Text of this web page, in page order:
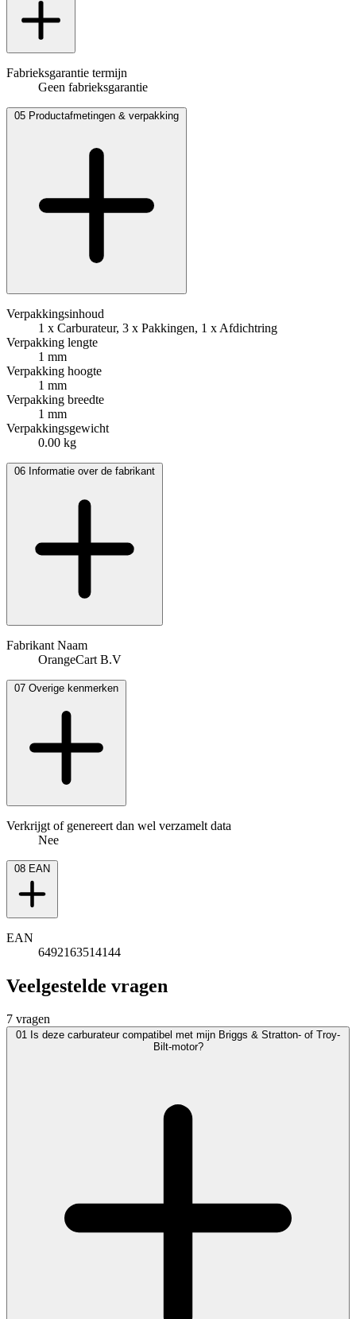
Fabrieksgarantie termijn
Geen fabrieksgarantie
05 Productafmetingen & verpakking
Verpakkingsinhoud
1 x Carburateur, 3 x Pakkingen, 1 x Afdichtring
Verpakking lengte
1 mm
Verpakking hoogte
1 mm
Verpakking breedte
1 mm
Verpakkingsgewicht
0.00 kg
06 Informatie over de fabrikant
Fabrikant Naam
OrangeCart B.V
07 Overige kenmerken
Verkrijgt of genereert dan wel verzamelt data
Nee
08 EAN
EAN
6492163514144
Veelgestelde vragen
7 vragen
01 Is deze carburateur compatibel met mijn Briggs & Stratton- of Troy-
Bilt-motor?